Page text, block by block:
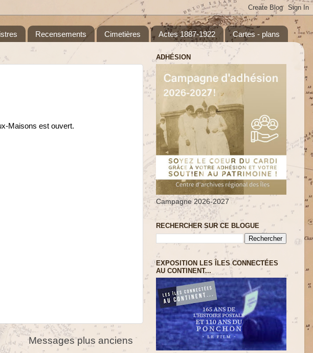
Recensements Cimetières Actes 1887-1922 Cartes - plans
Maisons est ouvert.
Messages plus anciens
ADHÉSION
Campagne 2026-2027
RECHERCHER SUR CE BLOGUE
EXPOSITION LES ÎLES CONNECTÉES
AU CONTINENT...